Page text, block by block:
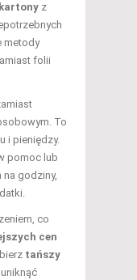
z
metody
folii
To
i pieniędzy.
pomoc lub
godziny,
co
cen
tańszy